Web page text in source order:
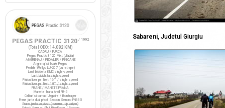
Sabareni, Judetul Giurgiu
PEGAS PRACTIC 3120/ 1992
(Total ODO: 14.082 KM )
CADRU / FURCA
Pegas Practic 3120 Mixt (pliabila)
ANGRENAJ / PEDALIER / PINIOANE
Angrenaj si foaie Pegas
Pedale Wellgo LU-207 (cu ratrape)
Lant bicicleta KMC single-speed
Lant bicicleta single-speed
Pinion liber pe filet 16T / single speed
Pinion liber pe filet 18T / single speed
FRANE / MANETE FRANA
Manete frana Avid FR-5
Cabluri si camasi Jagwire / Bontrager
Frane janta dual pivot Saccon Sencro FN335
Frane janta cu pivot (noname, tip caliper)